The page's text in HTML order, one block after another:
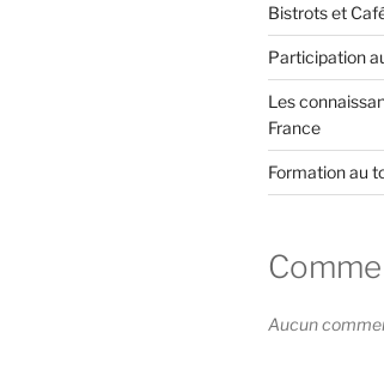
Bistrots et
Participation
Les
France
Formation au
Aucun